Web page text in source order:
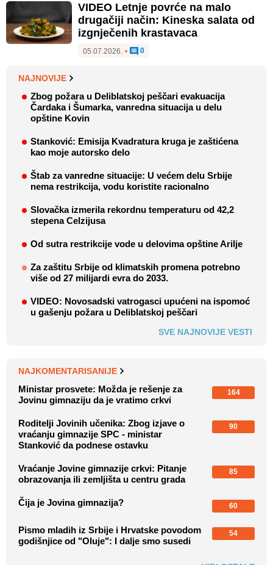
VIDEO Letnje povrće na malo
drugačiji način: Kineska salata od
izgnječenih krastavaca
05.07.2026. • 0
NAJNOVIJE
Zbog požara u Deliblatskoj peščari evakuacija
Čardaka i Šumarka, vanredna situacija u delu
opštine Kovin
Stanković: Emisija Kvadratura kruga je zaštićena
kao moje autorsko delo
Štab za vanredne situacije: U većem delu Srbije
nema restrikcija, vodu koristite racionalno
Slovačka izmerila rekordnu temperaturu od 42,2
stepena Celzijusa
Od sutra restrikcije vode u delovima opštine Arilje
Za zaštitu Srbije od klimatskih promena potrebno
više od 27 milijardi evra do 2033.
VIDEO: Novosadski vatrogasci upućeni na ispomoć
u gašenju požara u Deliblatskoj peščari
SVE NAJNOVIJE VESTI
NAJKOMENTARISANIJE
Ministar prosvete: Možda je rešenje za
Jovinu gimnaziju da je vratimo crkvi
164
Roditelji Jovinih učenika: Zbog izjave o
vraćanju gimnazije SPC - ministar
Stanković da podnese ostavku
90
Vraćanje Jovine gimnazije crkvi: Pitanje
obrazovanja ili zemljišta u centru grada
85
Čija je Jovina gimnazija? 60
Pismo mladih iz Srbije i Hrvatske povodom
godišnjice od "Oluje": I dalje smo susedi
54